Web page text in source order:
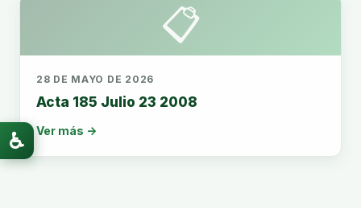
📋
28 DE MAYO DE 2026
Acta 185 Julio 23 2008
Ver más →
♿